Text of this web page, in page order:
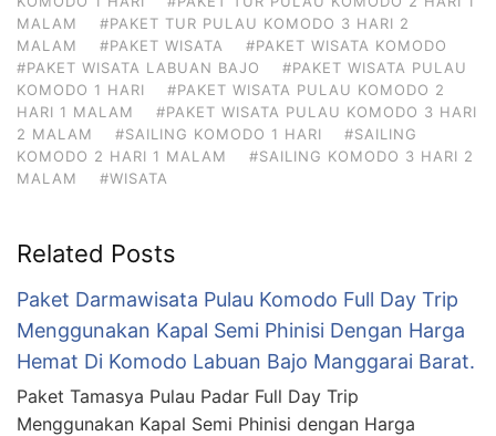
MALAM
#PAKET TUR PULAU KOMODO 3 HARI 2
MALAM
#PAKET WISATA
#PAKET WISATA KOMODO
#PAKET WISATA LABUAN BAJO
#PAKET WISATA PULAU
KOMODO 1 HARI
#PAKET WISATA PULAU KOMODO 2
HARI 1 MALAM
#PAKET WISATA PULAU KOMODO 3 HARI
2 MALAM
#SAILING KOMODO 1 HARI
#SAILING
KOMODO 2 HARI 1 MALAM
#SAILING KOMODO 3 HARI 2
MALAM
#WISATA
Related Posts
Paket Darmawisata Pulau Komodo Full Day Trip
Menggunakan Kapal Semi Phinisi Dengan Harga
Hemat Di Komodo Labuan Bajo Manggarai Barat.
Paket Tamasya Pulau Padar Full Day Trip
Menggunakan Kapal Semi Phinisi dengan Harga